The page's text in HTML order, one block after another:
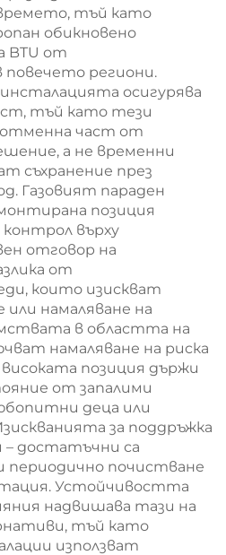
тъй като
обикновено
BTU от
региони.
осигурява
тъй като тези
част от
а не временни
съхранение през
Газовият параден
позиция
контрол върху
отговор на
от
които изискват
или намаляване на
в областта на
намаляване на риска
позиция държи
от запалими
деца или
за поддръжка
достатъчни са
периодично почистване
Устойчивостта
надвишава тази на
тъй като
използват